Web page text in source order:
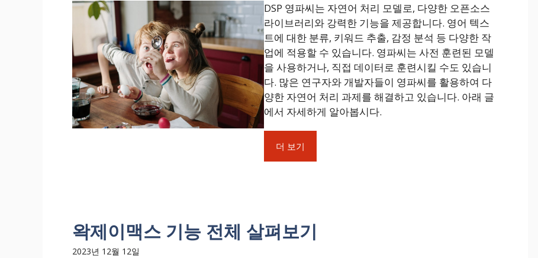
DSP 영파씨는 자연어 처리 모델로, 다양한 오픈소스
라이브러리와 강력한 기능을 제공합니다. 영어 텍스
트에 대한 분류, 키워드 추출, 감정 분석 등 다양한 작
업에 적용할 수 있습니다. 영파씨는 사전 훈련된 모델
을 사용하거나, 직접 데이터로 훈련시킬 수도 있습니
다. 많은 연구자와 개발자들이 영파씨를 활용하여 다
양한 자연어 처리 과제를 해결하고 있습니다. 아래 글
에서 자세하게 알아봅시다.
더 보기
왁제이맥스 기능 전체 살펴보기
2023년 12월 12일